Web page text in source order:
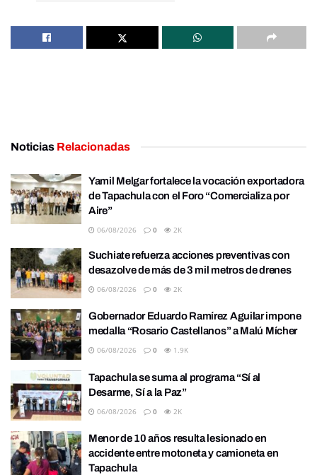
Noticias Relacionadas
Yamil Melgar fortalece la vocación exportadora
de Tapachula con el Foro “Comercializa por
Aire”
06/08/2026 0 2K
Suchiate refuerza acciones preventivas con
desazolve de más de 3 mil metros de drenes
06/08/2026 0 2K
Gobernador Eduardo Ramírez Aguilar impone
medalla “Rosario Castellanos” a Malú Mícher
06/08/2026 0 1.9K
Tapachula se suma al programa “Sí al
Desarme, Sí a la Paz”
06/08/2026 0 2K
Menor de 10 años resulta lesionado en
accidente entre motoneta y camioneta en
Tapachula